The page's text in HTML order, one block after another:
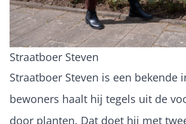
Straatboer Steven
Straatboer Steven is een bekende
bewoners haalt hij tegels uit de
door planten. Dat doet hij met